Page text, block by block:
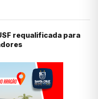
requalificada para